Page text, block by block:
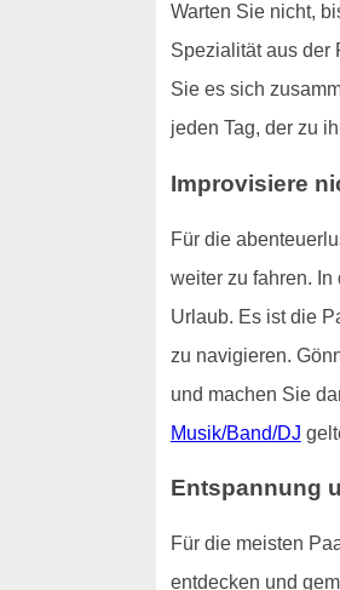
Warten Sie nicht,
Spezialität aus der
Sie es sich
jeden Tag, der zu
Improvisiere
Für die
weiter zu fahren.
Urlaub. Es ist die
zu navigieren.
und machen Sie
Musik/Band/DJ
Entspannung
Für die meisten
entdecken und